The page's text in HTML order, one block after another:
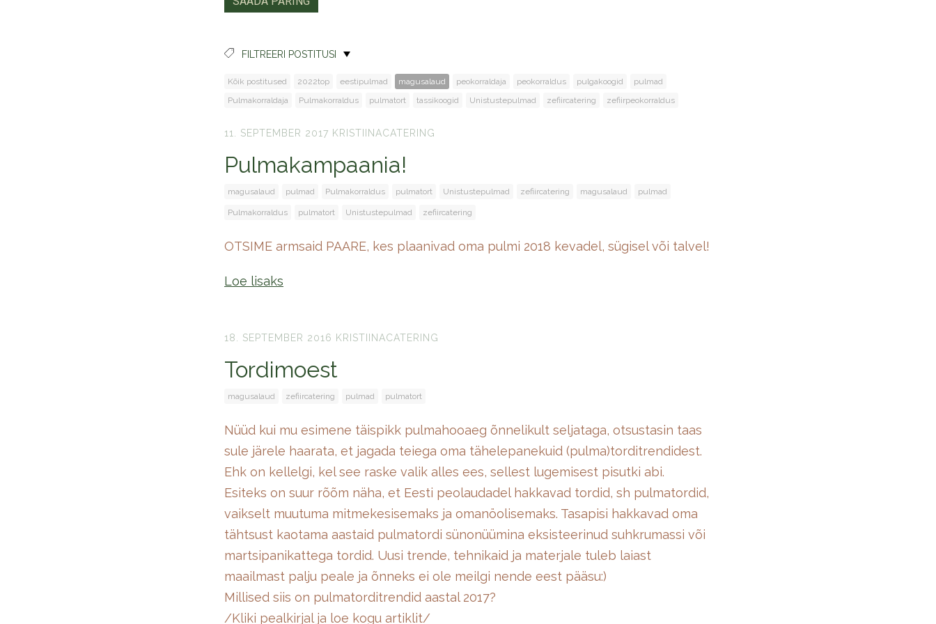
FILTREERI POSTITUSI
Kõik postitused 2022top eestipulmad magusalaud peokorraldaja peokorraldus pulgakoogid
pulmad
Pulmakorraldaja
Pulmakorraldus pulmatort tassikoogid Unistustepulmad zefiircatering zefiirpeokorraldus
11. SEPTEMBER 2017 KRISTIINACATERING
Pulmakampaania!
magusalaud pulmad Pulmakorraldus pulmatort Unistustepulmad zefiircatering magusalaud pulmad
Pulmakorraldus pulmatort Unistustepulmad zefiircatering
OTSIME armsaid PAARE, kes plaanivad oma pulmi 2018 kevadel, sügisel või talvel!
Loe lisaks
18. SEPTEMBER 2016 KRISTIINACATERING
Tordimoest
magusalaud zefiircatering pulmad pulmatort
Nüüd kui mu esimene täispikk pulmahooaeg õnnelikult seljataga, otsustasin taas
sule järele haarata, et jagada teiega oma tähelepanekuid (pulma)torditrendidest.
Ehk on kellelgi, kel see raske valik alles ees, sellest lugemisest pisutki abi.
Esiteks on suur rõõm näha, et Eesti peolaudadel hakkavad tordid, sh pulmatordid,
vaikselt muutuma mitmekesisemaks ja omanöolisemaks. Tasapisi hakkavad oma
tähtsust kaotama aastaid pulmatordi sünonüümina eksisteerinud suhkrumassi või
martsipanikattega tordid. Uusi trende, tehnikaid ja materjale tuleb laiast
maailmast palju peale ja õnneks ei ole meilgi nende eest pääsu:)
Millised siis on pulmatorditrendid aastal 2017?
/Kliki pealkirjal ja loe kogu artiklit/